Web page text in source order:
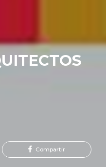
Compartir